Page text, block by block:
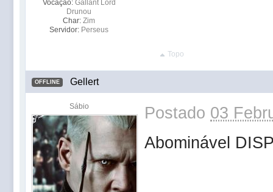
Vocação: Gallant Lord
Drunou
Char: Zim
Servidor: Perseus
Topo
OFFLINE Gellert
Sábio Postado 03
Abominável